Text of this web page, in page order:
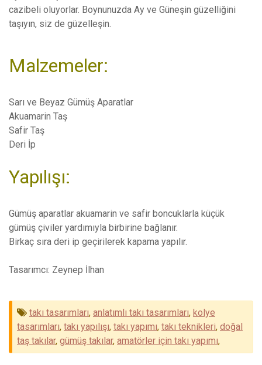
cazibeli oluyorlar. Boynunuzda Ay ve Güneşin güzelliğini
taşıyın, siz de güzelleşin.
Malzemeler:
Sarı ve Beyaz Gümüş Aparatlar
Akuamarin Taş
Safir Taş
Deri İp
Yapılışı:
Gümüş aparatlar akuamarin ve safir boncuklarla küçük
gümüş çiviler yardımıyla birbirine bağlanır.
Birkaç sıra deri ip geçirilerek kapama yapılır.
Tasarımcı: Zeynep İlhan
takı tasarımları, anlatımlı takı tasarımları, kolye
tasarımları, takı yapılışı, takı yapımı, takı teknikleri, doğal
taş takılar, gümüş takılar, amatörler için takı yapımı,